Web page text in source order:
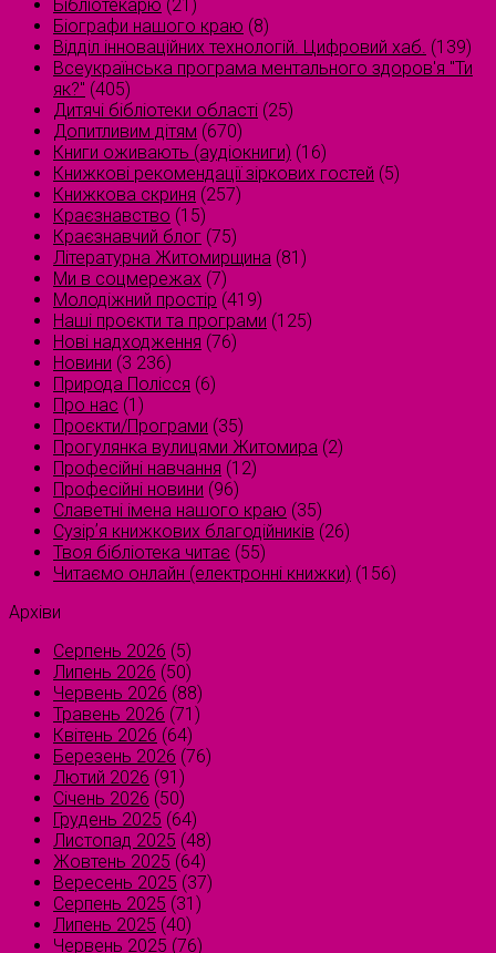
Бібліотекарю (21)
Біографи нашого краю (8)
Відділ інноваційних технологій. Цифровий хаб. (139)
Всеукраїнська програма ментального здоров'я "Ти
як?" (405)
Дитячі бібліотеки області (25)
Допитливим дітям (670)
Книги оживають (аудіокниги) (16)
Книжкові рекомендації зіркових гостей (5)
Книжкова скриня (257)
Краєзнавство (15)
Краєзнавчий блог (75)
Літературна Житомирщина (81)
Ми в соцмережах (7)
Молодіжний простір (419)
Наші проєкти та програми (125)
Нові надходження (76)
Новини (3 236)
Природа Полісся (6)
Про нас (1)
Проєкти/Програми (35)
Прогулянка вулицями Житомира (2)
Професійні навчання (12)
Професійні новини (96)
Славетні імена нашого краю (35)
Сузірʼя книжкових благодійників (26)
Твоя бібліотека читає (55)
Читаємо онлайн (електронні книжки) (156)
Архіви
Серпень 2026 (5)
Липень 2026 (50)
Червень 2026 (88)
Травень 2026 (71)
Квітень 2026 (64)
Березень 2026 (76)
Лютий 2026 (91)
Січень 2026 (50)
Грудень 2025 (64)
Листопад 2025 (48)
Жовтень 2025 (64)
Вересень 2025 (37)
Серпень 2025 (31)
Липень 2025 (40)
Червень 2025 (76)